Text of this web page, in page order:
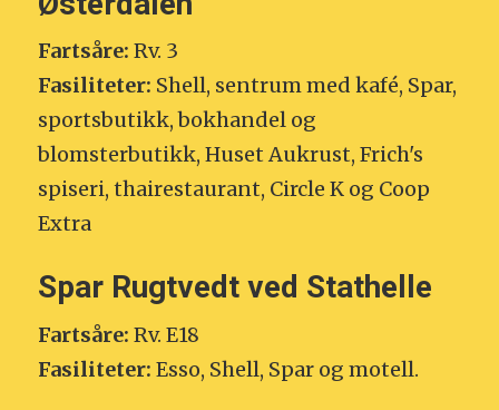
Fartsåre: Rv. 3
Fasiliteter: Shell, sentrum med kafé, Spar,
sportsbutikk, bokhandel og
blomsterbutikk, Huset Aukrust, Frich's
spiseri, thairestaurant, Circle K og Coop
Extra
Spar Rugtvedt ved Stathelle
Fartsåre: Rv. E18
Fasiliteter: Esso, Shell, Spar og motell.